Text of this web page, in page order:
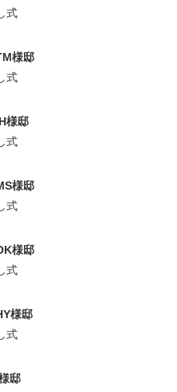
式
様邸
式
様邸
式
様邸
式
様邸
式
様邸
式
邸